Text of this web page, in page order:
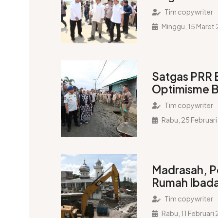
Tenda
Tim copywriter
Minggu, 15 Maret
Satgas PRR
Optimisme
Ramadan
Tim copywriter
Rabu, 25
Madrasah,
Rumah
Berdiri
Tim copywriter
Rabu, 11 Februari